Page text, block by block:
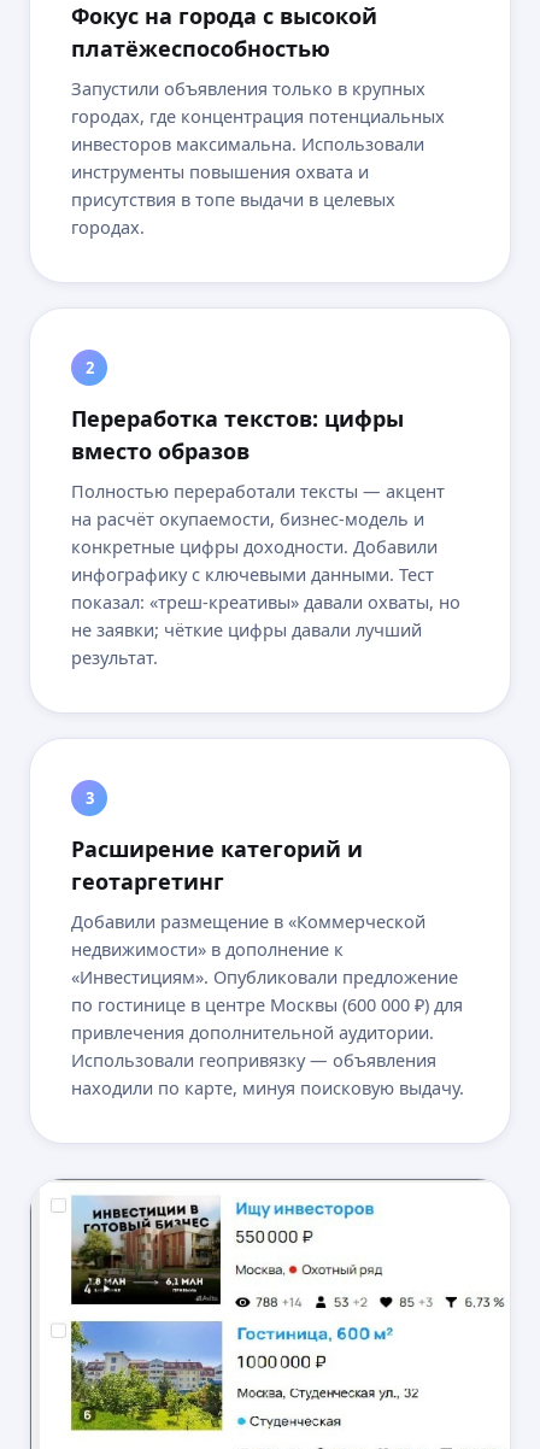
Фокус на города с высокой
платёжеспособностью
Запустили объявления только в крупных
городах, где концентрация потенциальных
инвесторов максимальна. Использовали
инструменты повышения охвата и
присутствия в топе выдачи в целевых
городах.
2
Переработка текстов: цифры
вместо образов
Полностью переработали тексты — акцент
на расчёт окупаемости, бизнес-модель и
конкретные цифры доходности. Добавили
инфографику с ключевыми данными. Тест
показал: «треш-креативы» давали охваты, но
не заявки; чёткие цифры давали лучший
результат.
3
Расширение категорий и
геотаргетинг
Добавили размещение в «Коммерческой
недвижимости» в дополнение к
«Инвестициям». Опубликовали предложение
по гостинице в центре Москвы (600 000 ₽) для
привлечения дополнительной аудитории.
Использовали геопривязку — объявления
находили по карте, минуя поисковую выдачу.